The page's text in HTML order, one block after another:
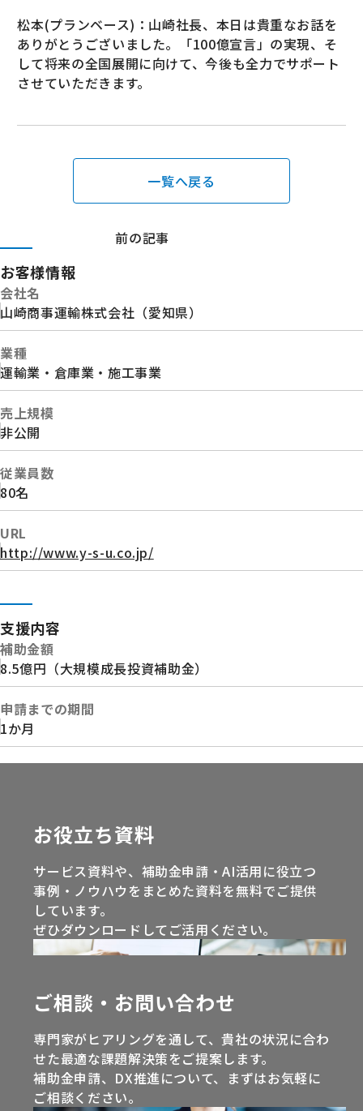
松本(プランベース)：山崎社長、本日は貴重なお話を
ありがとうございました。「100億宣言」の実現、そ
して将来の全国展開に向けて、今後も全力でサポート
させていただきます。
前の記事
一覧へ戻る
お客様情報
会社名
山崎商事運輸株式会社（愛知県）
業種
運輸業・倉庫業・施工事業
売上規模
非公開
従業員数
80名
URL
http://www.y-s-u.co.jp/
支援内容
補助金額
8.5億円（大規模成長投資補助金）
申請までの期間
1か月
お役立ち資料
サービス資料や、補助金申請・AI活用に役立つ
事例・ノウハウをまとめた資料を無料でご提供
しています。
ぜひダウンロードしてご活用ください。
ご相談・お問い合わせ
専門家がヒアリングを通して、貴社の状況に合わ
せた最適な課題解決策をご提案します。
補助金申請、DX推進について、まずはお気軽に
ご相談ください。